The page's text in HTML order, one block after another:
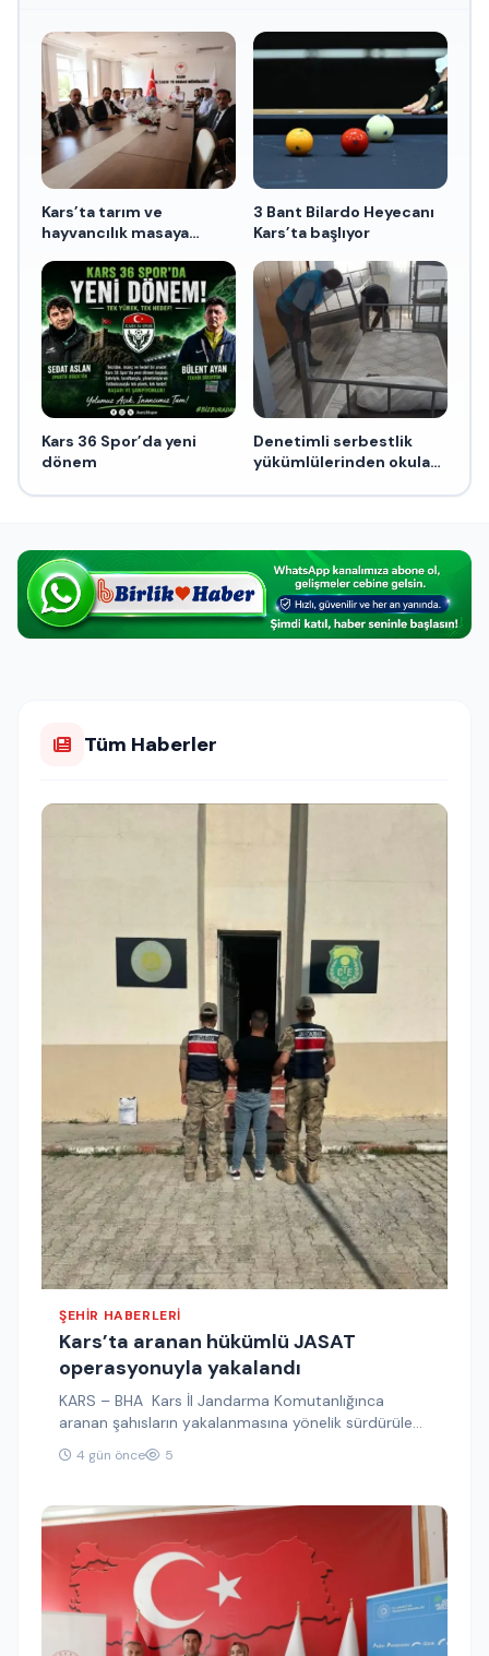
Kars’ta tarım ve
hayvancılık masaya
3 Bant Bilardo Heyecanı
Kars’ta başlıyor
Kars 36 Spor’da yeni
dönem
Denetimli serbestlik
yükümlülerinden okula
Tüm Haberler
ŞEHIR HABERLERI
Kars’ta aranan hükümlü JASAT
operasyonuyla yakalandı
KARS – BHA Kars İl Jandarma Komutanlığınca
aranan şahısların yakalanmasına yönelik sürdürülen
çalışmalar kapsamında önemli bir operasyona
daha…
4 gün önce 5